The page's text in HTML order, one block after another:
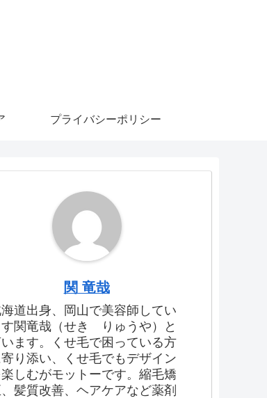
プライバシーポリシー
関 竜哉
道出身、岡山で美容師してい
す関竜哉（せき りゅうや）と
ます。くせ毛で困っている方
り添い、くせ毛でもデザイン
楽しむがモットーです。縮毛矯
髪質改善、ヘアケアなど薬剤